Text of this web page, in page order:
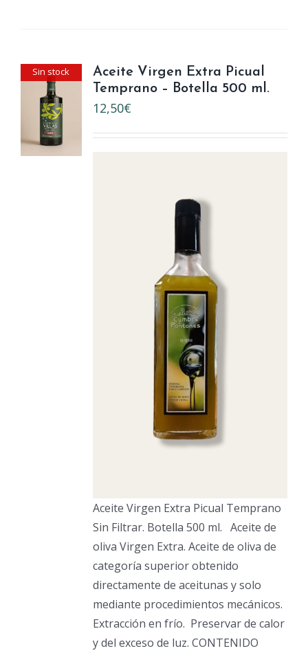
Sin stock
Aceite Virgen Extra Picual
Temprano – Botella 500 ml.
12,50€
Aceite Virgen Extra Picual Temprano
Sin Filtrar. Botella 500 ml. Aceite de
oliva Virgen Extra. Aceite de oliva de
categoría superior obtenido
directamente de aceitunas y solo
mediante procedimientos mecánicos.
Extracción en frío. Preservar de calor
y del exceso de luz. CONTENIDO